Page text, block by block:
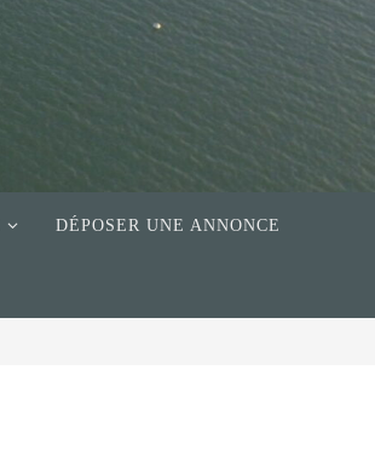
DÉPOSER UNE ANNONCE